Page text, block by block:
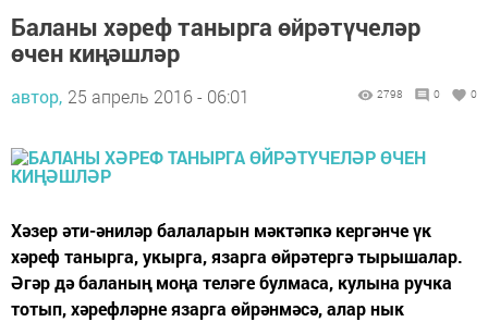
Баланы хәреф танырга өйрәтүчеләр
өчен киңәшләр
автор, 25 апрель 2016 - 06:01 2798 0 0
Хәзер әти-әниләр балаларын мәктәпкә кергәнче үк
хәреф танырга, укырга, язарга өйрәтергә тырышалар.
Әгәр дә баланың моңа теләге булмаса, кулына ручка
тотып, хәрефләрне язарга өйрәнмәсә, алар нык